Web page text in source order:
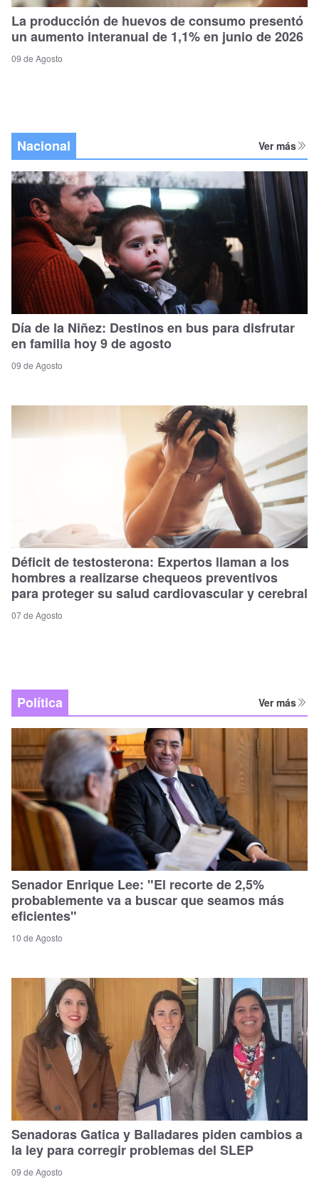
La producción de huevos de consumo presentó
un aumento interanual de 1,1% en junio de 2026
09 de Agosto
Nacional Ver más
Día de la Niñez: Destinos en bus para disfrutar
en familia hoy 9 de agosto
09 de Agosto
Déficit de testosterona: Expertos llaman a los
hombres a realizarse chequeos preventivos
para proteger su salud cardiovascular y cerebral
07 de Agosto
Política Ver más
Senador Enrique Lee: "El recorte de 2,5%
probablemente va a buscar que seamos más
eficientes"
10 de Agosto
Senadoras Gatica y Balladares piden cambios a
la ley para corregir problemas del SLEP
09 de Agosto